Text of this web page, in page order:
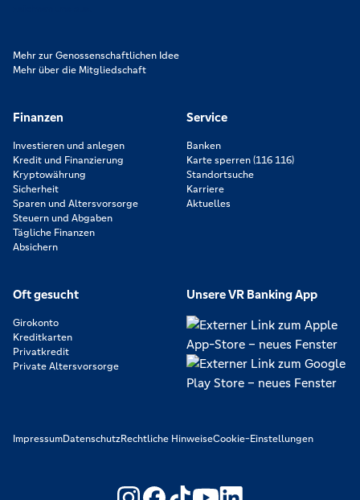
Mehr zur Genossenschaftlichen Idee
Mehr über die Mitgliedschaft
Finanzen
Investieren und anlegen
Kredit und Finanzierung
Kryptowährung
Sicherheit
Sparen und Altersvorsorge
Steuern und Abgaben
Tägliche Finanzen
Absichern
Service
Banken
Karte sperren (116 116)
Standortsuche
Karriere
Aktuelles
Oft gesucht
Girokonto
Kreditkarten
Privatkredit
Private Altersvorsorge
Unsere VR Banking App
ImpressumDatenschutzRechtliche HinweiseCookie-Einstellungen
https://www.youtube.com/
https://